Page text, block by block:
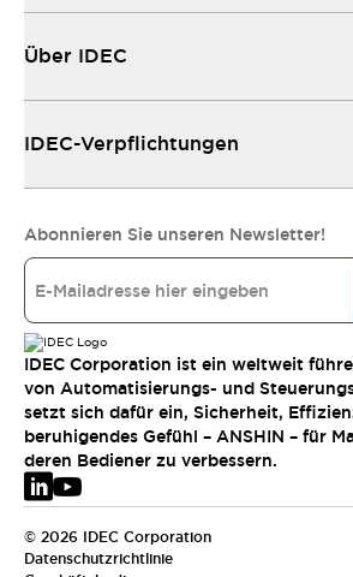
Über IDEC
IDEC-Verpflichtungen
Abonnieren Sie unseren Newsletter!
IDEC Corporation ist ein weltweit
von Automatisierungs- und
setzt sich dafür ein, Sicherheit,
beruhigendes Gefühl – ANSHIN – für
deren Bediener zu verbessern.
© 2026 IDEC Corporation
Datenschutzrichtlinie